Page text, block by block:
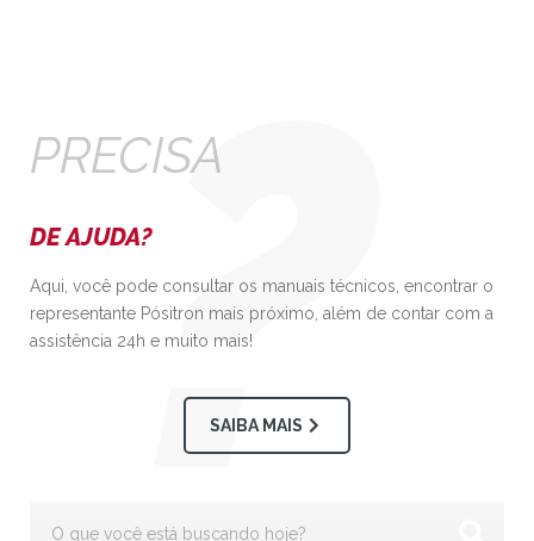
PRECISA
DE AJUDA?
Aqui, você pode consultar os manuais técnicos, encontrar o
representante Pósitron mais próximo, além de contar com a
assistência 24h e muito mais!
SAIBA MAIS